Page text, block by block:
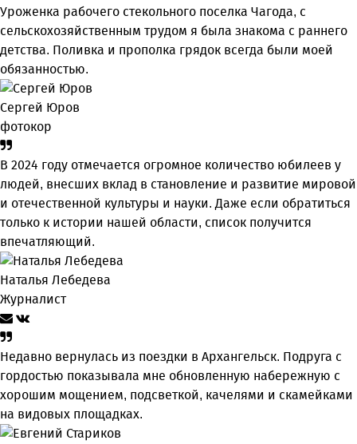
Уроженка рабочего стекольного поселка Чагода, с
сельскохозяйственным трудом я была знакома с раннего
детства. Поливка и прополка грядок всегда были моей
обязанностью.
Сергей Юров
фотокор
В 2024 году отмечается огромное количество юбилеев у
людей, внесших вклад в становление и развитие мировой
и отечественной культуры и науки. Даже если обратиться
только к истории нашей области, список получится
впечатляющий.
Наталья Лебедева
Журналист
Недавно вернулась из поездки в Архангельск. Подруга с
гордостью показывала мне обновленную набережную с
хорошим мощением, подсветкой, качелями и скамейками
на видовых площадках.